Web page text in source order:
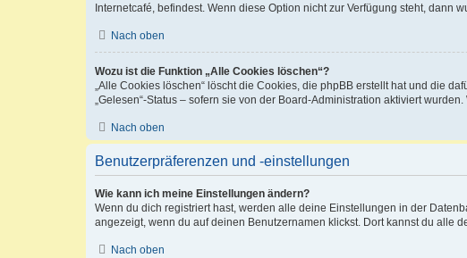
Internetcafé, befindest. Wenn diese Option nicht zur Verfügung steht, dann
Nach oben
Wozu ist die Funktion „Alle Cookies löschen“?
„Alle Cookies löschen“ löscht die Cookies, die phpBB erstellt hat und die
„Gelesen“-Status – sofern sie von der Board-Administration aktiviert
Nach oben
Benutzerpräferenzen und -einstellungen
Wie kann ich meine Einstellungen ändern?
Wenn du dich registriert hast, werden alle deine Einstellungen in der
angezeigt, wenn du auf deinen Benutzernamen klickst. Dort kannst du alle
Nach oben